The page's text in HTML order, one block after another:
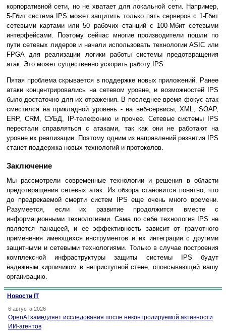
корпоративной сети, но не хватает для локальной сети. Например,
5-Гбит система IPS может защитить только пять серверов с 1-Гбит
сетевыми картами или 50 рабочих станций с 100-Мбит сетевыми
интерфейсами. Поэтому сейчас многие производители пошли по
пути сетевых лидеров и начали использовать технологии ASIC или
FPGA для реализации логики работы системы предотвращения
атак. Это может существенно ускорить работу IPS.
Пятая проблема скрывается в поддержке новых приложений. Ранее
атаки концентрировались на сетевом уровне, и возможностей IPS
было достаточно для их отражения. В последнее время фокус атак
сместился на прикладной уровень - на веб-сервисы, XML, SOAP,
ERP, CRM, СУБД, IP-телефонию и прочее. Сетевые системы IPS
перестали справляться с атаками, так как они не работают на
уровне их реализации. Поэтому одним из направлений развития IPS
станет поддержка новых технологий и протоколов.
Заключение
Мы рассмотрели современные технологии и решения в области
предотвращения сетевых атак. Из обзора становится понятно, что
до предрекаемой смерти систем IPS еще очень много времени.
Разумеется, если их развитие продолжится вместе с
информационными технологиями. Сама по себе технология IPS не
является панацеей, и ее эффективность зависит от грамотного
применения имеющихся инструментов и их интеграции с другими
защитными и сетевыми технологиями. Только в случае построения
комплексной инфраструктуры защиты системы IPS будут
надежным кирпичиком в неприступной стене, опоясывающей вашу
организацию.
Новости IT
6 августа 2026
OpenAI замедляет исследования после неконтролируемой активности
ИИ-агентов